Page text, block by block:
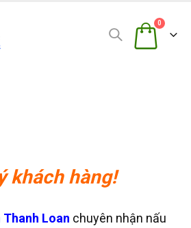
0
khách hàng!
Thanh Loan chuyên nhận nấu